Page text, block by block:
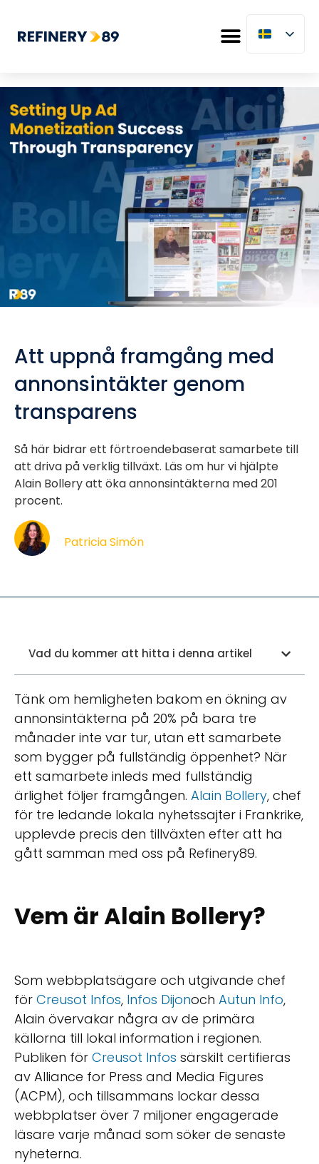
Att uppnå framgång med
annonsintäkter genom
transparens
Så här bidrar ett förtroendebaserat samarbete till
att driva på verklig tillväxt. Läs om hur vi hjälpte
Alain Bollery att öka annonsintäkterna med 201
procent.
Patricia Simón
Vad du kommer att hitta i denna artikel
Tänk om hemligheten bakom en ökning av
annonsintäkterna på 20% på bara tre
månader inte var tur, utan ett samarbete
som bygger på fullständig öppenhet? När
ett samarbete inleds med fullständig
ärlighet följer framgången. Alain Bollery, chef
för tre ledande lokala nyhetssajter i Frankrike,
upplevde precis den tillväxten efter att ha
gått samman med oss på Refinery89.
Vem är Alain Bollery?
Som webbplatsägare och utgivande chef
för Creusot Infos, Infos Dijonoch Autun Info,
Alain övervakar några av de primära
källorna till lokal information i regionen.
Publiken för Creusot Infos särskilt certifieras
av Alliance for Press and Media Figures
(ACPM), och tillsammans lockar dessa
webbplatser över 7 miljoner engagerade
läsare varje månad som söker de senaste
nyheterna.